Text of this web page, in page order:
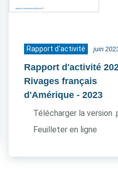
Rapport d'activité juin
Rapport d'activité
Rivages français
d'Amérique - 2023
Télécharger la version
Feuilleter en ligne